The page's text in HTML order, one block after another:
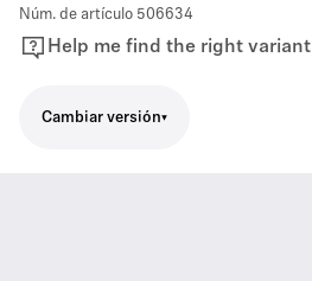
Núm. de artículo 506634
Help me find the right variant
Cambiar versión